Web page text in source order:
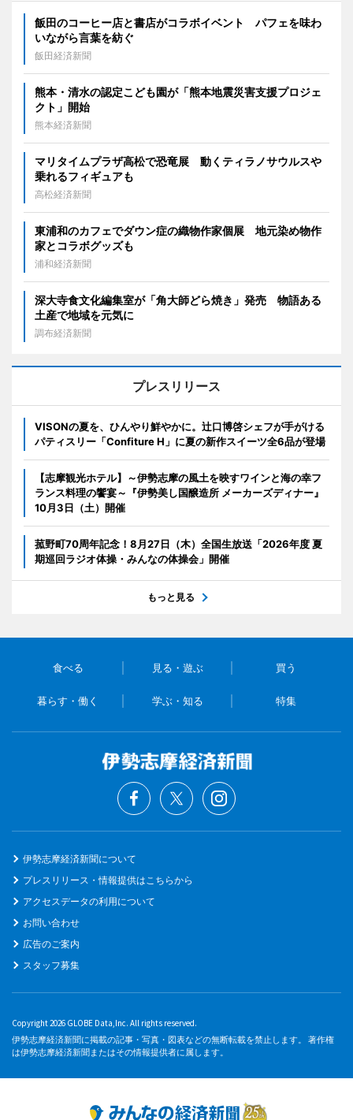
飯田のコーヒー店と書店がコラボイベント パフェを味わ
いながら言葉を紡ぐ
飯田経済新聞
熊本・清水の認定こども園が「熊本地震災害支援プロジェ
クト」開始
熊本経済新聞
マリタイムプラザ高松で恐竜展 動くティラノサウルスや
乗れるフィギュアも
高松経済新聞
東浦和のカフェでダウン症の織物作家個展 地元染め物作
家とコラボグッズも
浦和経済新聞
深大寺食文化編集室が「角大師どら焼き」発売 物語ある
土産で地域を元気に
調布経済新聞
プレスリリース
VISONの夏を、ひんやり鮮やかに。辻口博啓シェフが手がける
パティスリー「Confiture H」に夏の新作スイーツ全6品が登場
【志摩観光ホテル】～伊勢志摩の風土を映すワインと海の幸フ
ランス料理の饗宴～『伊勢美し国醸造所 メーカーズディナー』
10月3日（土）開催
菰野町70周年記念！8月27日（木）全国生放送「2026年度 夏
期巡回ラジオ体操・みんなの体操会」開催
もっと見る
食べる 見る・遊ぶ 買う
暮らす・働く 学ぶ・知る 特集
伊勢志摩経済新聞について
プレスリリース・情報提供はこちらから
アクセスデータの利用について
お問い合わせ
広告のご案内
スタッフ募集
Copyright 2026 GLOBE Data,Inc. All rights reserved.
伊勢志摩経済新聞に掲載の記事・写真・図表などの無断転載を禁止します。 著作権
は伊勢志摩経済新聞またはその情報提供者に属します。